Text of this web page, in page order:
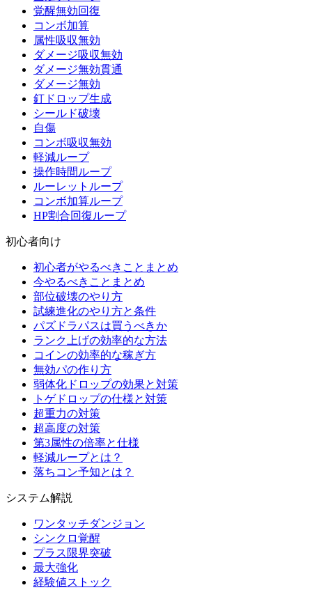
覚醒無効回復
コンボ加算
属性吸収無効
ダメージ吸収無効
ダメージ無効貫通
ダメージ無効
釘ドロップ生成
シールド破壊
自傷
コンボ吸収無効
軽減ループ
操作時間ループ
ルーレットループ
コンボ加算ループ
HP割合回復ループ
初心者向け
初心者がやるべきことまとめ
今やるべきことまとめ
部位破壊のやり方
試練進化のやり方と条件
パズドラパスは買うべきか
ランク上げの効率的な方法
コインの効率的な稼ぎ方
無効パの作り方
弱体化ドロップの効果と対策
トゲドロップの仕様と対策
超重力の対策
超高度の対策
第3属性の倍率と仕様
軽減ループとは？
落ちコン予知とは？
システム解説
ワンタッチダンジョン
シンクロ覚醒
プラス限界突破
最大強化
経験値ストック